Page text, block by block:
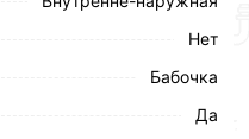
условий
оформлением
Нет
Бабочка
Да